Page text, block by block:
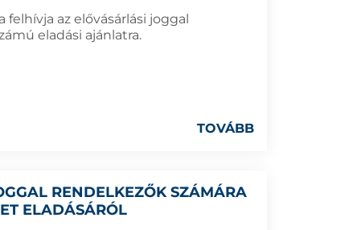
az elővásárlási joggal
eladási ajánlatra.
TOVÁBB
RENDELKEZŐK SZÁMÁRA
ELADÁSÁRÓL